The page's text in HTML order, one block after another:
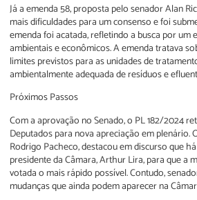
Já a emenda 58, proposta pelo senador Alan
mais dificuldades para um consenso e foi
emenda foi acatada, refletindo a busca por um
ambientais e econômicos. A emenda tratava
limites previstos para as unidades de
ambientalmente adequada de resíduos e
Próximos Passos
Com a aprovação no Senado, o PL 182/2024
Deputados para nova apreciação em plenário.
Rodrigo Pacheco, destacou em discurso que
presidente da Câmara, Arthur Lira, para que a
votada o mais rápido possível. Contudo,
mudanças que ainda podem aparecer na